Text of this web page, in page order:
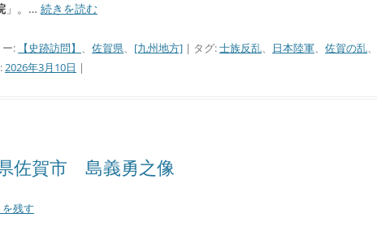
」。… 続きを読む
ー: 【史跡訪問】 、 佐賀県、 [九州地方] | タグ:士族反乱、 日本陸軍、 佐賀の乱、
2026年3月10日 |
佐賀市 島義勇之像
残す